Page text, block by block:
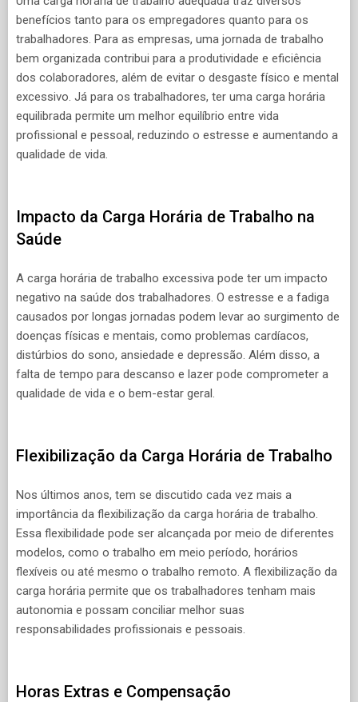
benefícios tanto para os empregadores quanto para os
trabalhadores. Para as empresas, uma jornada de trabalho
bem organizada contribui para a produtividade e eficiência
dos colaboradores, além de evitar o desgaste físico e mental
excessivo. Já para os trabalhadores, ter uma carga horária
equilibrada permite um melhor equilíbrio entre vida
profissional e pessoal, reduzindo o estresse e aumentando a
qualidade de vida.
Impacto da Carga Horária de Trabalho na
Saúde
A carga horária de trabalho excessiva pode ter um impacto
negativo na saúde dos trabalhadores. O estresse e a fadiga
causados por longas jornadas podem levar ao surgimento de
doenças físicas e mentais, como problemas cardíacos,
distúrbios do sono, ansiedade e depressão. Além disso, a
falta de tempo para descanso e lazer pode comprometer a
qualidade de vida e o bem-estar geral.
Flexibilização da Carga Horária de Trabalho
Nos últimos anos, tem se discutido cada vez mais a
importância da flexibilização da carga horária de trabalho.
Essa flexibilidade pode ser alcançada por meio de diferentes
modelos, como o trabalho em meio período, horários
flexíveis ou até mesmo o trabalho remoto. A flexibilização da
carga horária permite que os trabalhadores tenham mais
autonomia e possam conciliar melhor suas
responsabilidades profissionais e pessoais.
Horas Extras e Compensação